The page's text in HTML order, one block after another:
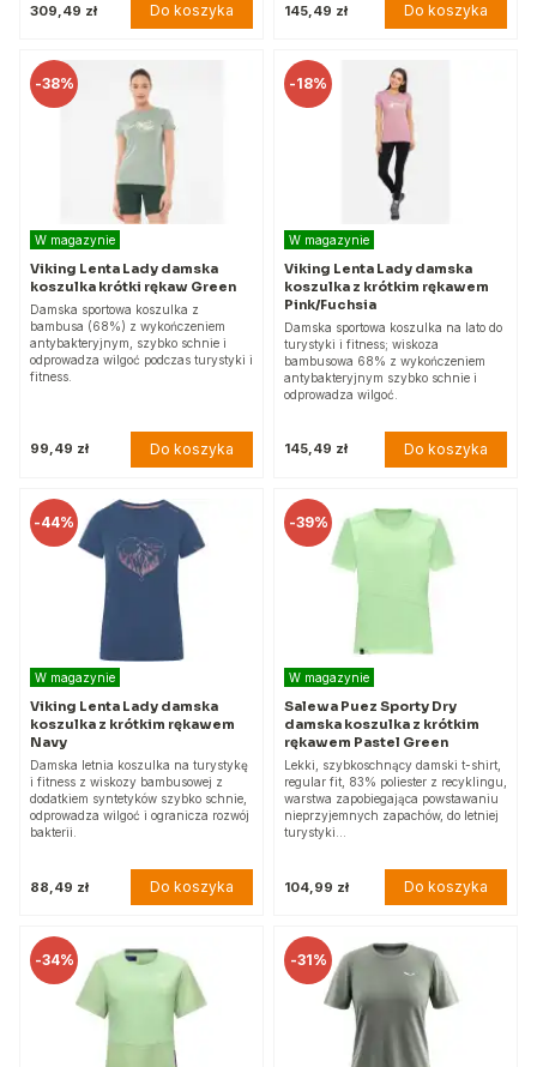
309,49 zł Do koszyka 145,49 zł Do koszyka
-38%
W magazynie
Viking Lenta Lady damska
koszulka krótki rękaw Green
Damska sportowa koszulka z
bambusa (68%) z wykończeniem
antybakteryjnym, szybko schnie i
odprowadza wilgoć podczas turystyki i
fitness.
99,49 zł Do koszyka
-18%
W magazynie
Viking Lenta Lady damska
koszulka z krótkim rękawem
Pink/Fuchsia
Damska sportowa koszulka na lato do
turystyki i fitness; wiskoza
bambusowa 68% z wykończeniem
antybakteryjnym szybko schnie i
odprowadza wilgoć.
145,49 zł Do koszyka
-44%
W magazynie
Viking Lenta Lady damska
koszulka z krótkim rękawem
Navy
Damska letnia koszulka na turystykę
i fitness z wiskozy bambusowej z
dodatkiem syntetyków szybko schnie,
odprowadza wilgoć i ogranicza rozwój
bakterii.
88,49 zł Do koszyka
-39%
W magazynie
Salewa Puez Sporty Dry
damska koszulka z krótkim
rękawem Pastel Green
Lekki, szybkoschnący damski t-shirt,
regular fit, 83% poliester z recyklingu,
warstwa zapobiegająca powstawaniu
nieprzyjemnych zapachów, do letniej
turystyki…
104,99 zł Do koszyka
-34% -31%